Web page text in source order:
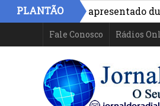
PLANTÃO
é apresentado durante
Fale Conosco Rádios